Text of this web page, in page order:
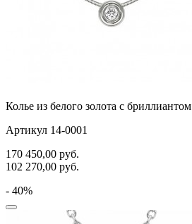
Колье из белого золота с бриллиантом
Артикул 14-0001
170 450,00 руб.
102 270,00 руб.
- 40%